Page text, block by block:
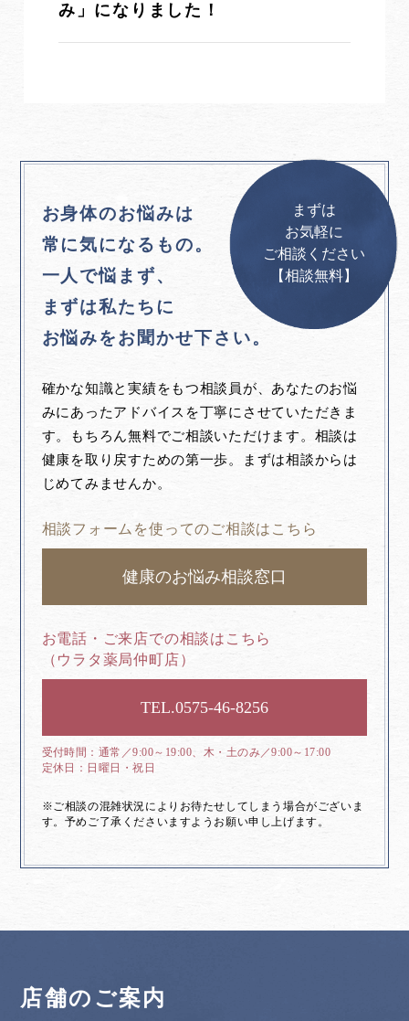
み」になりました！
お身体のお悩みは
常に気になるもの。
一人で悩まず、
まずは私たちに
お悩みをお聞かせ下さい。
確かな知識と実績をもつ相談員が、あなたのお悩
みにあったアドバイスを丁寧にさせていただきま
す。もちろん無料でご相談いただけます。相談は
健康を取り戻すための第一歩。まずは相談からは
じめてみませんか。
相談フォームを使ってのご相談はこちら
健康のお悩み相談窓口
お電話・ご来店での相談はこちら
（ウラタ薬局仲町店）
0575-46-8256
通常／9:00～19:00、木・土のみ／9:00～17:00
日曜日・祝日
※ご相談の混雑状況によりお待たせしてしまう場合がございま
す。予めご了承くださいますようお願い申し上げます。
まずは
お気軽に
ご相談ください
【相談無料】
店舗のご案内